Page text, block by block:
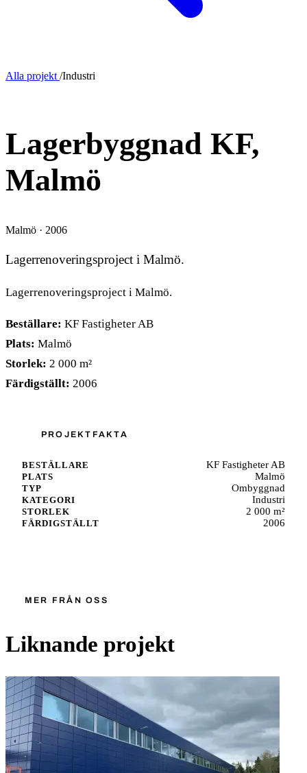
Alla projekt /Industri
Lagerbyggnad KF,
Malmö
Malmö · 2006
Lagerrenoveringsproject i Malmö.
Lagerrenoveringsproject i Malmö.
Beställare: KF Fastigheter AB
Plats: Malmö
Storlek: 2 000 m²
Färdigställt: 2006
PROJEKTFAKTA
BESTÄLLARE KF Fastigheter AB
PLATS Malmö
TYP Ombyggnad
KATEGORI Industri
STORLEK 2 000 m²
FÄRDIGSTÄLLT 2006
MER FRÅN OSS
Liknande projekt